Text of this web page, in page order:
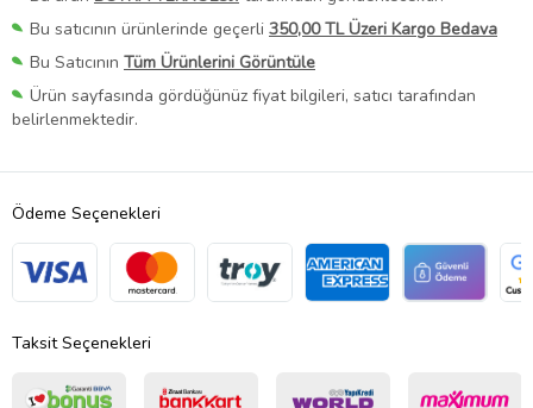
Bu satıcının ürünlerinde geçerli 350,00 TL Üzeri Kargo Bedava
Bu Satıcının Tüm Ürünlerini Görüntüle
Ürün sayfasında gördüğünüz fiyat bilgileri, satıcı tarafından
belirlenmektedir.
Ödeme Seçenekleri
Taksit Seçenekleri